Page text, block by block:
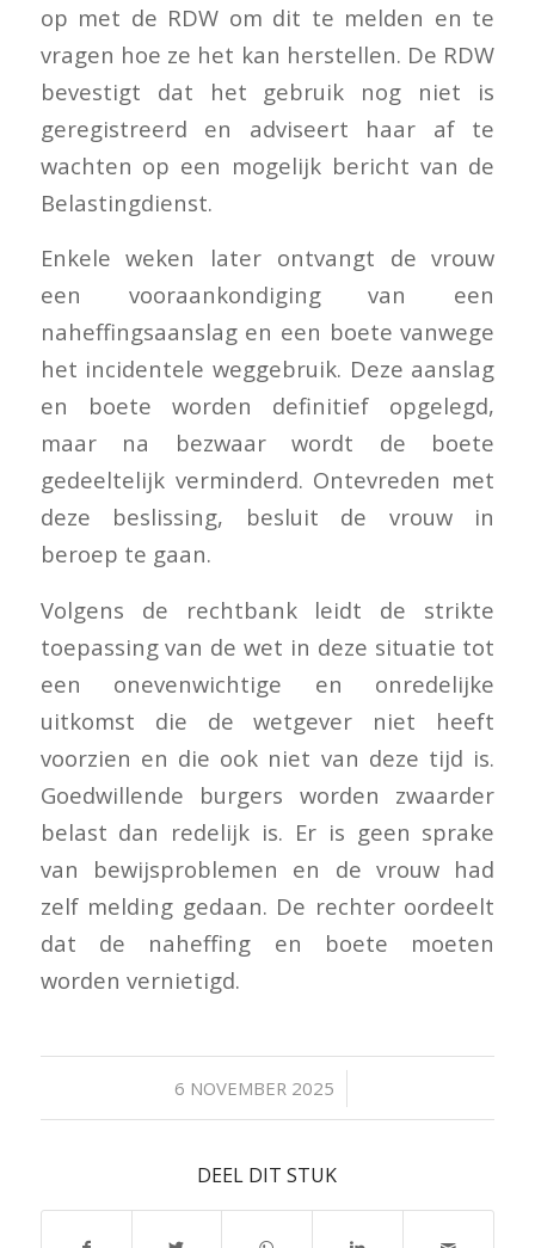
op met de RDW om dit te melden en te
vragen hoe ze het kan herstellen. De RDW
bevestigt dat het gebruik nog niet is
geregistreerd en adviseert haar af te
wachten op een mogelijk bericht van de
Belastingdienst.
Enkele weken later ontvangt de vrouw
een vooraankondiging van een
naheffingsaanslag en een boete vanwege
het incidentele weggebruik. Deze aanslag
en boete worden definitief opgelegd,
maar na bezwaar wordt de boete
gedeeltelijk verminderd. Ontevreden met
deze beslissing, besluit de vrouw in
beroep te gaan.
Volgens de rechtbank leidt de strikte
toepassing van de wet in deze situatie tot
een onevenwichtige en onredelijke
uitkomst die de wetgever niet heeft
voorzien en die ook niet van deze tijd is.
Goedwillende burgers worden zwaarder
belast dan redelijk is. Er is geen sprake
van bewijsproblemen en de vrouw had
zelf melding gedaan. De rechter oordeelt
dat de naheffing en boete moeten
worden vernietigd.
6 NOVEMBER 2025
/
DEEL DIT STUK